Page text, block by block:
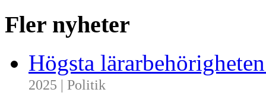
Fler nyheter
Högsta
2025 | Politik